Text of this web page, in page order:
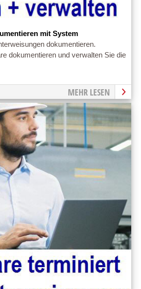
mit System
dokumentieren.
dokumentieren und verwalten Sie die
MEHR LESEN